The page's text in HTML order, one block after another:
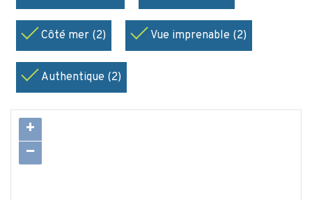
Côté mer (2) Vue imprenable (2)
Authentique (2)
+
−